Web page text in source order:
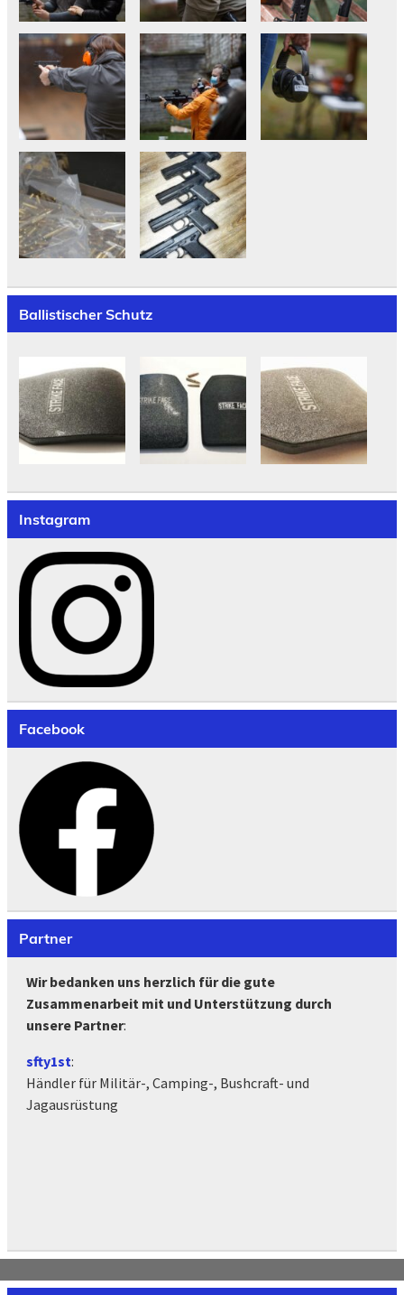
Ballistischer Schutz
Instagram
Facebook
Partner
Wir bedanken uns herzlich für die gute
Zusammenarbeit mit und Unterstützung durch
unsere Partner:
sfty1st:
Händler für Militär-, Camping-, Bushcraft- und
Jagausrüstung